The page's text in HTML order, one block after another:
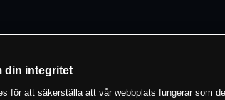
din integritet
för att säkerställa att vår webbplats fungerar som